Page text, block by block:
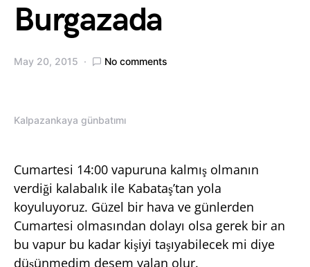
Burgazada
May 20, 2015 No comments
Kalpazankaya günbatımı
Cumartesi 14:00 vapuruna kalmış olmanın
verdiği kalabalık ile Kabataş’tan yola
koyuluyoruz. Güzel bir hava ve günlerden
Cumartesi olmasından dolayı olsa gerek bir an
bu vapur bu kadar kişiyi taşıyabilecek mi diye
düşünmedim desem yalan olur.